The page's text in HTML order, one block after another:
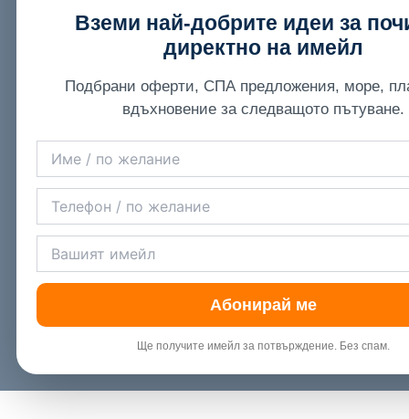
Вземи най-добрите идеи за
директно на имейл
Подбрани оферти, СПА предложения, море,
вдъхновение за следващото пътуване.
Абонирай ме
Ще получите имейл за потвърждение. Без спам.